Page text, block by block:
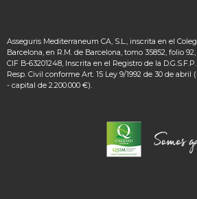
Asseguris Mediterraneum CA, S.L., inscrita en el
Barcelona, ​​en R.M. de Barcelona, ​​tomo 35852, folio
CIF B-63201248, Inscrita en el Registro de la
Resp. Civil conforme Art. 15 Ley 9/1992 de 30 de abril
- capital de 2.200.000 €).